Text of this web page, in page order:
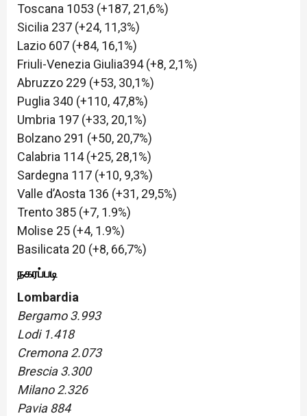
Toscana 1053 (+187, 21,6%)
Sicilia 237 (+24, 11,3%)
Lazio 607 (+84, 16,1%)
Friuli-Venezia Giulia394 (+8, 2,1%)
Abruzzo 229 (+53, 30,1%)
Puglia 340 (+110, 47,8%)
Umbria 197 (+33, 20,1%)
Bolzano 291 (+50, 20,7%)
Calabria 114 (+25, 28,1%)
Sardegna 117 (+10, 9,3%)
Valle d’Aosta 136 (+31, 29,5%)
Trento 385 (+7, 1.9%)
Molise 25 (+4, 1.9%)
Basilicata 20 (+8, 66,7%)
நகரப்படி
Lombardia
Bergamo 3.993
Lodi 1.418
Cremona 2.073
Brescia 3.300
Milano 2.326
Pavia 884